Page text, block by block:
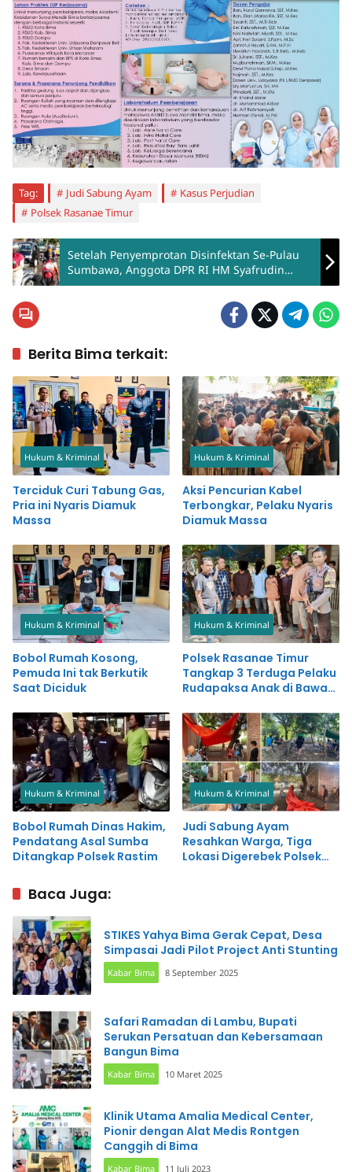
Tag: Judi Sabung Ayam
Kasus Perjudian
Polsek Rasanae Timur
Setelah Penyemprotan Disinfektan Se-Pulau
Sumbawa, Anggota DPR RI HM Syafrudin
Bagikan Hand Sanitizer
Berita Bima terkait:
Hukum & Kriminal
Terciduk Curi Tabung Gas,
Pria ini Nyaris Diamuk
Massa
Hukum & Kriminal
Aksi Pencurian Kabel
Terbongkar, Pelaku Nyaris
Diamuk Massa
Hukum & Kriminal
Bobol Rumah Kosong,
Pemuda Ini tak Berkutik
Saat Diciduk
Hukum & Kriminal
Polsek Rasanae Timur
Tangkap 3 Terduga Pelaku
Rudapaksa Anak di Bawah
Hukum & Kriminal
Bobol Rumah Dinas Hakim,
Pendatang Asal Sumba
Ditangkap Polsek Rastim
Hukum & Kriminal
Judi Sabung Ayam
Resahkan Warga, Tiga
Lokasi Digerebek Polsek
Baca Juga:
STIKES Yahya Bima Gerak Cepat, Desa
Simpasai Jadi Pilot Project Anti Stunting
Kabar Bima 8 September 2025
Safari Ramadan di Lambu, Bupati
Serukan Persatuan dan Kebersamaan
Bangun Bima
Kabar Bima 10 Maret 2025
Klinik Utama Amalia Medical Center,
Pionir dengan Alat Medis Rontgen
Canggih di Bima
Kabar Bima 11 Juli 2023